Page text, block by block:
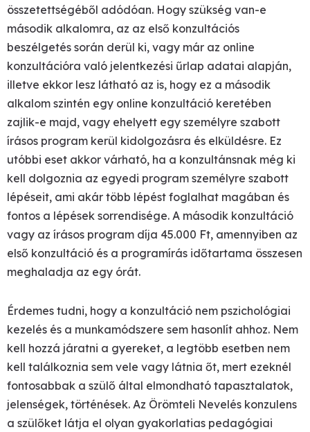
összetettségéből adódóan. Hogy szükség van-e
második alkalomra, az az első konzultációs
beszélgetés során derül ki, vagy már az online
konzultációra való jelentkezési űrlap adatai alapján,
illetve ekkor lesz látható az is, hogy ez a második
alkalom szintén egy online konzultáció keretében
zajlik-e majd, vagy ehelyett egy személyre szabott
írásos program kerül kidolgozásra és elküldésre. Ez
utóbbi eset akkor várható, ha a konzultánsnak még ki
kell dolgoznia az egyedi program személyre szabott
lépéseit, ami akár több lépést foglalhat magában és
fontos a lépések sorrendisége. A második konzultáció
vagy az írásos program díja 45.000 Ft, amennyiben az
első konzultáció és a programírás időtartama összesen
meghaladja az egy órát.
Érdemes tudni, hogy a konzultáció nem pszichológiai
kezelés és a munkamódszere sem hasonlít ahhoz. Nem
kell hozzá járatni a gyereket, a legtöbb esetben nem
kell találkoznia sem vele vagy látnia őt, mert ezeknél
fontosabbak a szülő által elmondható tapasztalatok,
jelenségek, történések. Az Örömteli Nevelés konzulens
a szülőket látja el olyan gyakorlatias pedagógiai